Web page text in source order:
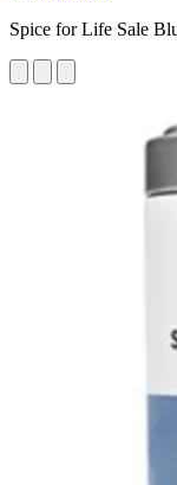
Spice for Life Sale